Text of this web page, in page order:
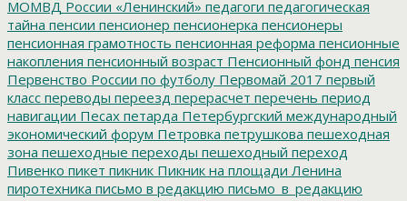
МОМВД России «Ленинский» педагоги педагогическая
тайна пенсии пенсионер пенсионерка пенсионеры
пенсионная грамотность пенсионная реформа пенсионные
накопления пенсионный возраст Пенсионный фонд пенсия
Первенство России по футболу Первомай 2017 первый
класс переводы переезд перерасчет перечень период
навигации Песах петарда Петербургский международный
экономический форум Петровка петрушкова пешеходная
зона пешеходные переходы пешеходный переход
Пивенко пикет пикник Пикник на площади Ленина
пиротехника письмо в редакцию письмо_в_редакцию